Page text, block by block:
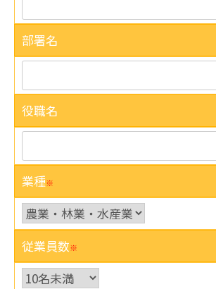
部署名
役職名
業種※
従業員数※